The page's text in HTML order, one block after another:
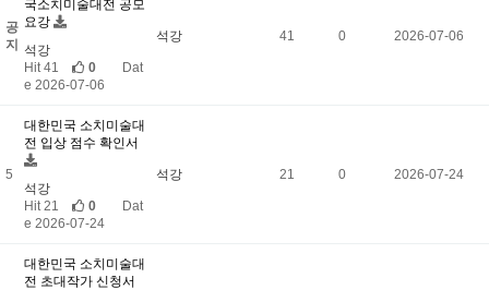
공
지
국소치미술대전 공모
요강
석강
Hit 41
0
Dat
e 2026-07-06
석강 41 0 2026-07-06
5
대한민국 소치미술대
전 입상 점수 확인서
석강
Hit 21
0
Dat
e 2026-07-24
석강 21 0 2026-07-24
대한민국 소치미술대
전 초대작가 신청서